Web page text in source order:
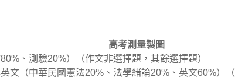
高考測量製圖
、測驗20%）（作文非選擇題，其餘選擇題）
文（中華民國憲法20%、法學緒論20%、英文60%）（